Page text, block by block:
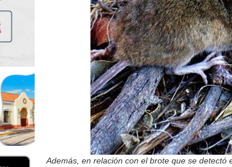
Además, en relación con el brote que se detectó